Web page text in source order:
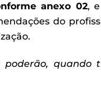
anexo 02,
do
poderão, quando